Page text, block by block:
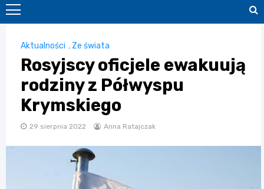
Aktualności , Ze świata
Rosyjscy oficjele ewakuują
rodziny z Półwyspu
Krymskiego
29 sierpnia 2022 Anna Ratajczak